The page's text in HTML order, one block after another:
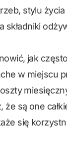
stylu życia
składniki
jak
w miejscu
że są one
się